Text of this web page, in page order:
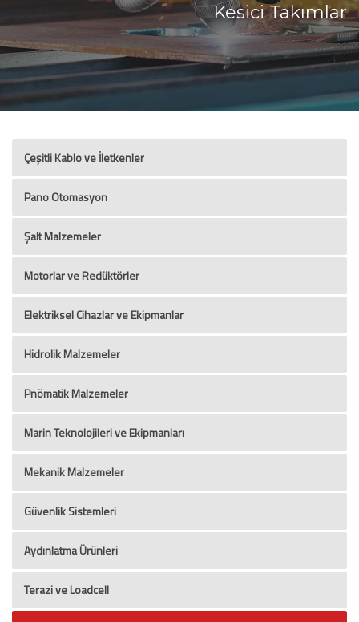
Kesici Takımlar
Çeşitli Kablo ve İletkenler
Pano Otomasyon
Şalt Malzemeler
Motorlar ve Redüktörler
Elektriksel Cihazlar ve Ekipmanlar
Hidrolik Malzemeler
Pnömatik Malzemeler
Marin Teknolojileri ve Ekipmanları
Mekanik Malzemeler
Güvenlik Sistemleri
Aydınlatma Ürünleri
Terazi ve Loadcell